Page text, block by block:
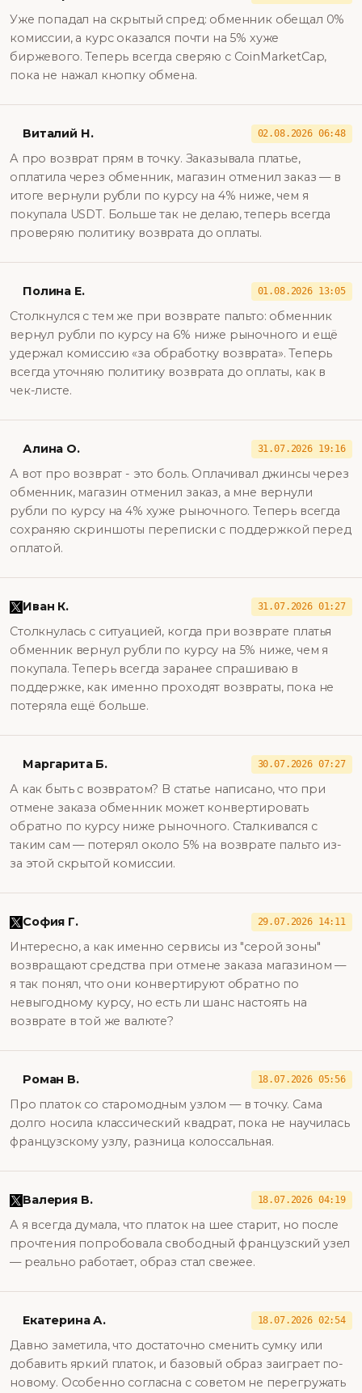
Уже попадал на скрытый спред: обменник обещал 0%
комиссии, а курс оказался почти на 5% хуже
биржевого. Теперь всегда сверяю с CoinMarketCap,
пока не нажал кнопку обмена.
Виталий Н. 02.08.2026 06:48
А про возврат прям в точку. Заказывала платье,
оплатила через обменник, магазин отменил заказ — в
итоге вернули рубли по курсу на 4% ниже, чем я
покупала USDT. Больше так не делаю, теперь всегда
проверяю политику возврата до оплаты.
Полина Е. 01.08.2026 13:05
Столкнулся с тем же при возврате пальто: обменник
вернул рубли по курсу на 6% ниже рыночного и ещё
удержал комиссию «за обработку возврата». Теперь
всегда уточняю политику возврата до оплаты, как в
чек-листе.
Алина О. 31.07.2026 19:16
А вот про возврат - это боль. Оплачивал джинсы через
обменник, магазин отменил заказ, а мне вернули
рубли по курсу на 4% хуже рыночного. Теперь всегда
сохраняю скриншоты переписки с поддержкой перед
оплатой.
Иван К. 31.07.2026 01:27
Столкнулась с ситуацией, когда при возврате платья
обменник вернул рубли по курсу на 5% ниже, чем я
покупала. Теперь всегда заранее спрашиваю в
поддержке, как именно проходят возвраты, пока не
потеряла ещё больше.
Маргарита Б. 30.07.2026 07:27
А как быть с возвратом? В статье написано, что при
отмене заказа обменник может конвертировать
обратно по курсу ниже рыночного. Сталкивался с
таким сам — потерял около 5% на возврате пальто из-
за этой скрытой комиссии.
София Г. 29.07.2026 14:11
Интересно, а как именно сервисы из "серой зоны"
возвращают средства при отмене заказа магазином —
я так понял, что они конвертируют обратно по
невыгодному курсу, но есть ли шанс настоять на
возврате в той же валюте?
Роман В. 18.07.2026 05:56
Про платок со старомодным узлом — в точку. Сама
долго носила классический квадрат, пока не научилась
французскому узлу, разница колоссальная.
Валерия В. 18.07.2026 04:19
А я всегда думала, что платок на шее старит, но после
прочтения попробовала свободный французский узел
— реально работает, образ стал свежее.
Екатерина А. 18.07.2026 02:54
Давно заметила, что достаточно сменить сумку или
добавить яркий платок, и базовый образ заиграет по-
новому. Особенно согласна с советом не перегружать